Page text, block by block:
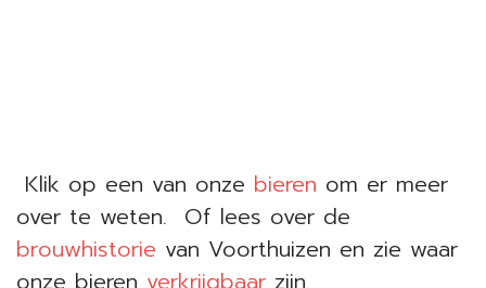
Klik op een van onze bieren om er meer
over te weten. Of lees over de
brouwhistorie van Voorthuizen en zie waar
onze bieren verkrijgbaar zijn.